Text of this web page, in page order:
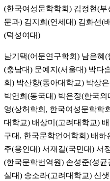
(한국여성문학학회) 김정현(
문과) 김지희(연세대) 김화선(
(덕성여대)
남기택(어문연구학회) 남은혜
(충남대) 문예지(서울대) 박다
회) 박산향(동아대학교) 박상
박연희(동국대) 박은정(한국외
영(상허학회, 한국여성문학학
대학교) 배상미(고려대학교)
구대, 한국문학언어학회) 배하
주(용인대) 서재길(국민대) 서
(한국문학번역원) 손성준(성
실대) 송소라(고려대학교) 신